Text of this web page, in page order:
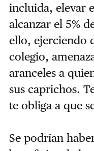
incluida, elevar
alcanzar el 5%
ello, ejerciendo
colegio,
aranceles a
sus caprichos.
te obliga a que
Se podrían